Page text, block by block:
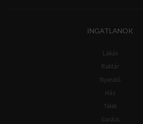
INGATLANOK
Lakás
Raktár
Nyaraló
Ház
Telek
Garázs